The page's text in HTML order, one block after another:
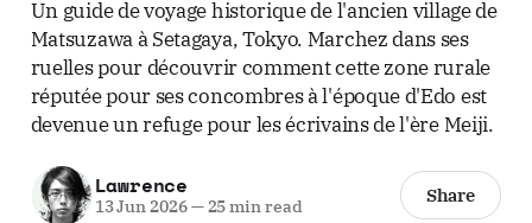
Un guide de voyage historique de l'ancien village de
Matsuzawa à Setagaya, Tokyo. Marchez dans ses
ruelles pour découvrir comment cette zone rurale
réputée pour ses concombres à l'époque d'Edo est
devenue un refuge pour les écrivains de l'ère Meiji.
Lawrence
13 Jun 2026—25 min read Share